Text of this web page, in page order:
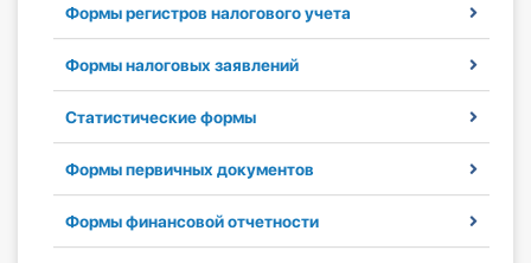
Консультации
Правовая база
Формы регистров налогового учета
Формы налоговых заявлений
Статистические формы
Формы первичных документов
Формы финансовой отчетности